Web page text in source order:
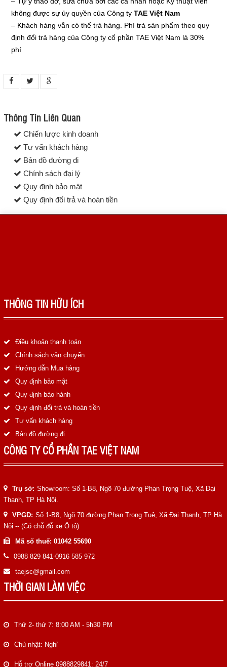
không được sự ủy quyền của Công ty TAE Việt Nam
– Khách hàng vẫn có thể trả hàng. Phí trả sản phẩm theo quy
định đổi trả hàng của Công ty cổ phần TAE Việt Nam là 30%
phí
Thông Tin Liên Quan
Chiến lược kinh doanh
Tư vấn khách hàng
Bản đồ đường đi
Chính sách đại lý
Quy định bảo mật
Quy định đổi trả và hoàn tiền
THÔNG TIN HỮU ÍCH
Điều khoản thanh toán
Chính sách vận chuyển
Hướng dẫn Mua hàng
Quy định bảo mật
Quy định bảo hành
Quy định đổi trả và hoàn tiền
Tư vấn khách hàng
Bản đồ đường đi
CÔNG TY CỔ PHẦN TAE VIỆT NAM
Trụ sở: Showroom: Số 1-B8, Ngõ 70 đường Phan Trọng Tuệ, Xã Đại
Thanh, TP Hà Nội.
VPGD: Số 1-B8, Ngõ 70 đường Phan Trọng Tuệ, Xã Đại Thanh, TP Hà
Nội -- (Có chỗ đỗ xe Ô tô)
Mã số thuế: 01042 55690
0988 829 841-0916 585 972
taejsc@gmail.com
THỜI GIAN LÀM VIỆC
Thứ 2- thứ 7: 8:00 AM - 5h30 PM
Chủ nhật: Nghỉ
Hỗ trợ Online 0988829841: 24/7